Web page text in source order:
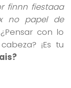
finnn fiestaaa
no papel de
con lo
¡Es tu